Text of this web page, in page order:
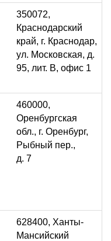
350072,
Краснодарский
край, г. Краснодар,
ул. Московская, д.
95, лит. В, офис 1
460000,
Оренбургская
обл., г. Оренбург,
Рыбный пер.,
д. 7
628400, Ханты-
Мансийский